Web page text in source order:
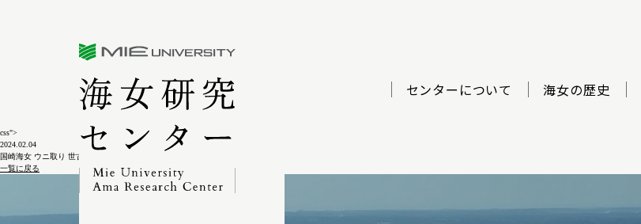
css">
センターについて 海女の歴史
2024.02.04
国崎海女 ウニ取り 世古昌男の舟3-5-3
一覧に戻る